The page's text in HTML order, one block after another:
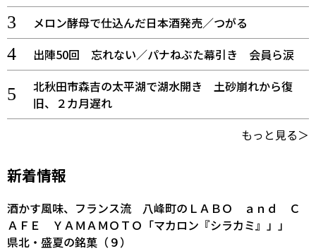
メロン酵母で仕込んだ日本酒発売／つがる
出陣50回 忘れない／パナねぶた幕引き 会員ら涙
北秋田市森吉の太平湖で湖水開き 土砂崩れから復
旧、２カ月遅れ
もっと見る＞
新着情報
酒かす風味、フランス流 八峰町のＬＡＢＯ ａｎｄ Ｃ
ＡＦＥ ＹＡＭＡＭＯＴＯ「マカロン『シラカミ』」」
県北・盛夏の銘菓（９）